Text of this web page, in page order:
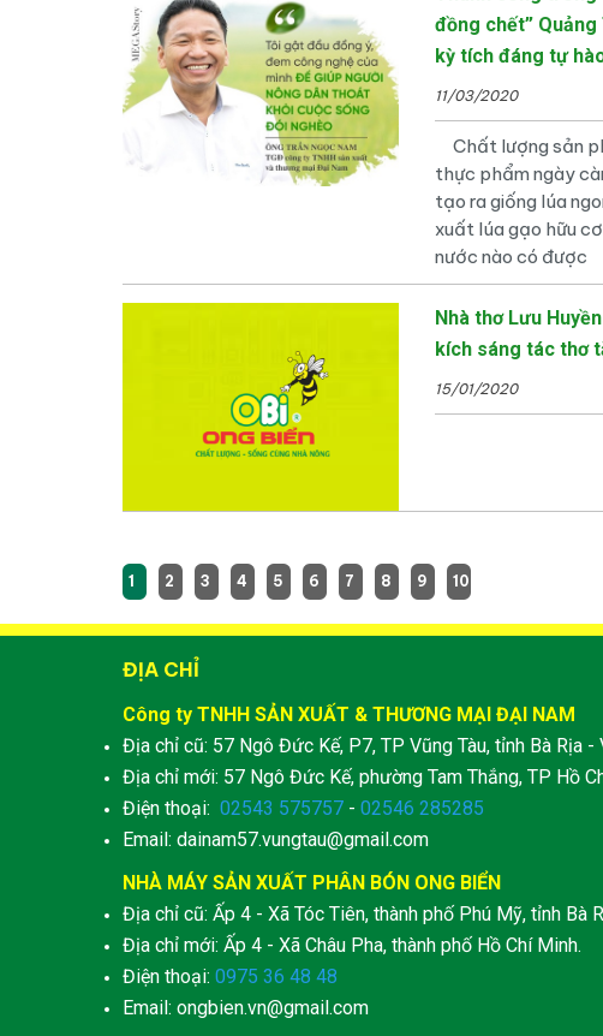
đồng chết”
kỳ tích đáng tự
11/03/2020
Chất lượng sản
thực phẩm ngày
tạo ra giống lúa
xuất lúa gạo hữu
nước nào có được
Nhà thơ Lưu
kích sáng tác thơ
15/01/2020
1 2 3 4 5 6 7 8 9 10
ĐỊA CHỈ
Công ty TNHH SẢN XUẤT & THƯƠNG MẠI ĐẠI NAM
Địa chỉ cũ: 57 Ngô Đức Kế, P7, TP Vũng Tàu, tỉnh Bà Rịa -
Địa chỉ mới: 57 Ngô Đức Kế, phường Tam Thắng, TP Hồ
Điện thoại: 02543 575757 - 02546 285285
Email: dainam57.vungtau@gmail.com
NHÀ MÁY SẢN XUẤT PHÂN BÓN ONG BIỂN
Địa chỉ cũ: Ấp 4 - Xã Tóc Tiên, thành phố Phú Mỹ, tỉnh Bà
Địa chỉ mới: Ấp 4 - Xã Châu Pha, thành phố Hồ Chí Minh.
Điện thoại: 0975 36 48 48
Email: ongbien.vn@gmail.com